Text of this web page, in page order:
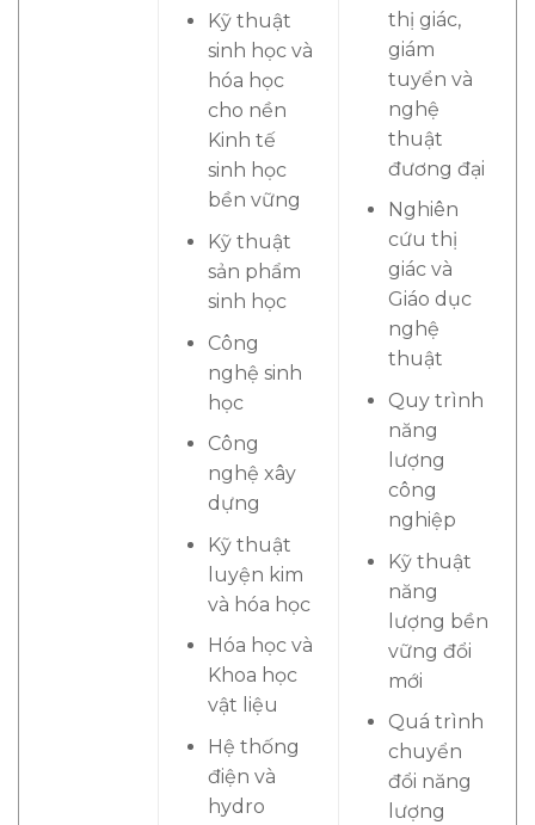
Kỹ thuật
sinh học và
hóa học
cho nền
Kinh tế
sinh học
bền vững
Kỹ thuật
sản phẩm
sinh học
Công
nghệ sinh
học
Công
nghệ xây
dựng
Kỹ thuật
luyện kim
và hóa học
Hóa học và
Khoa học
vật liệu
Hệ thống
điện và
hydro
thị giác,
giám
tuyển và
nghệ
thuật
đương đại
Nghiên
cứu thị
giác và
Giáo dục
nghệ
thuật
Quy trình
năng
lượng
công
nghiệp
Kỹ thuật
năng
lượng bền
vững đổi
mới
Quá trình
chuyển
đổi năng
lượng